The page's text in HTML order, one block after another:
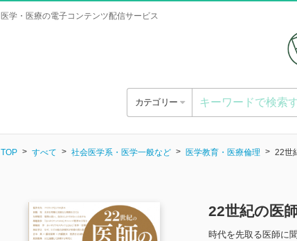
医学・医療の電子コンテンツ配信サービス
カテゴリー
TOP すべて 社会医学系・医学一般など 医学教育・医療倫理 22世
22世紀の医
時代を先取る医師に